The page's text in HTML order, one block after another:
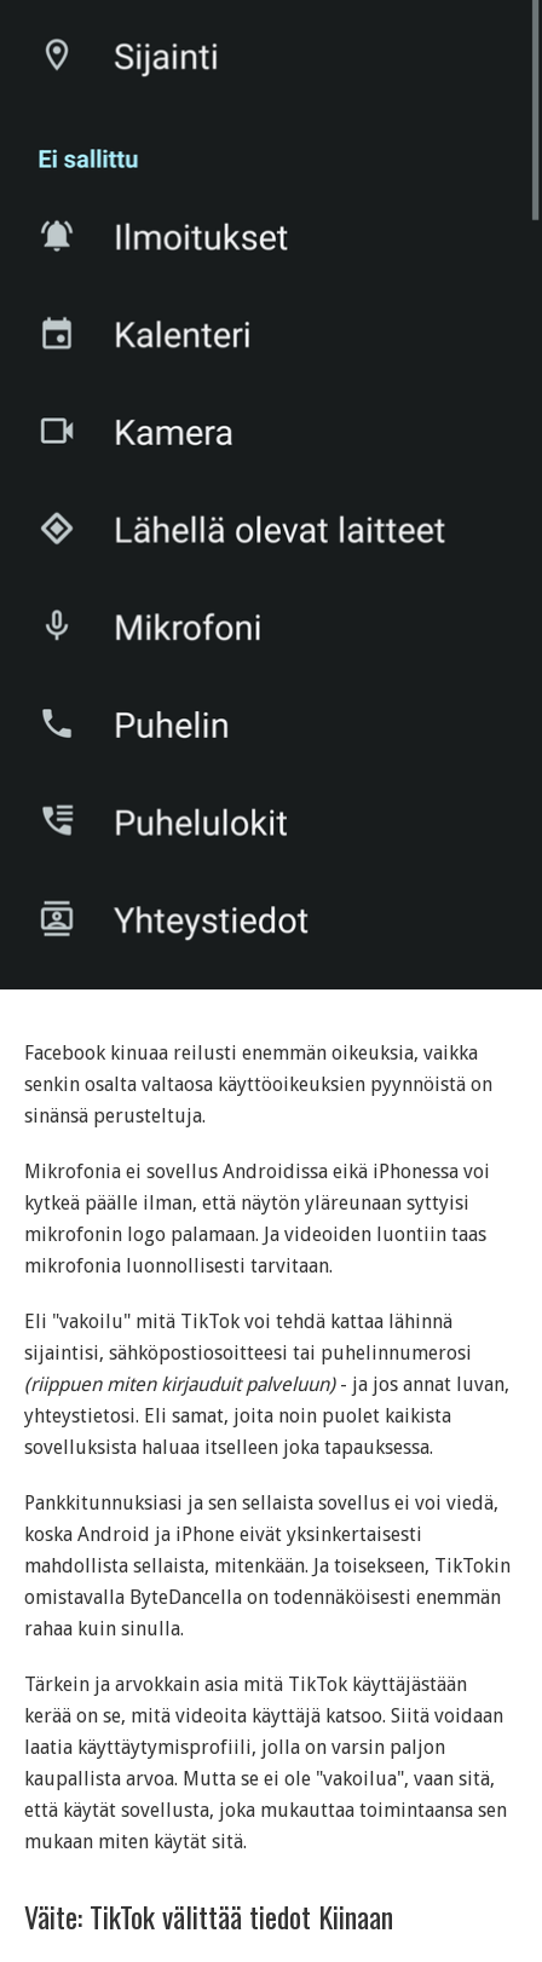
Facebook kinuaa reilusti enemmän oikeuksia, vaikka
senkin osalta valtaosa käyttöoikeuksien pyynnöistä on
sinänsä perusteltuja.
Mikrofonia ei sovellus Androidissa eikä iPhonessa voi
kytkeä päälle ilman, että näytön yläreunaan syttyisi
mikrofonin logo palamaan. Ja videoiden luontiin taas
mikrofonia luonnollisesti tarvitaan.
Eli "vakoilu" mitä TikTok voi tehdä kattaa lähinnä
sijaintisi, sähköpostiosoitteesi tai puhelinnumerosi
(riippuen miten kirjauduit palveluun)- ja jos annat luvan,
yhteystietosi. Eli samat, joita noin puolet kaikista
sovelluksista haluaa itselleen joka tapauksessa.
Pankkitunnuksiasi ja sen sellaista sovellus ei voi viedä,
koska Android ja iPhone eivät yksinkertaisesti
mahdollista sellaista, mitenkään. Ja toisekseen, TikTokin
omistavalla ByteDancella on todennäköisesti enemmän
rahaa kuin sinulla.
Tärkein ja arvokkain asia mitä TikTok käyttäjästään
kerää on se, mitä videoita käyttäjä katsoo. Siitä voidaan
laatia käyttäytymisprofiili, jolla on varsin paljon
kaupallista arvoa. Mutta se ei ole "vakoilua", vaan sitä,
että käytät sovellusta, joka mukauttaa toimintaansa sen
mukaan miten käytät sitä.
Väite: TikTok välittää tiedot Kiinaan